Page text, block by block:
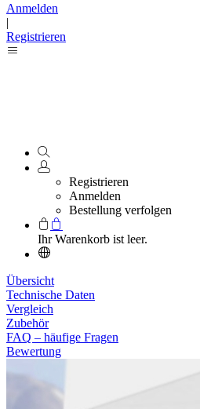
Anmelden
|
Registrieren
Registrieren
Anmelden
Bestellung verfolgen
Ihr Warenkorb ist leer.
Übersicht
Technische Daten
Vergleich
Zubehör
FAQ – häufige Fragen
Bewertung